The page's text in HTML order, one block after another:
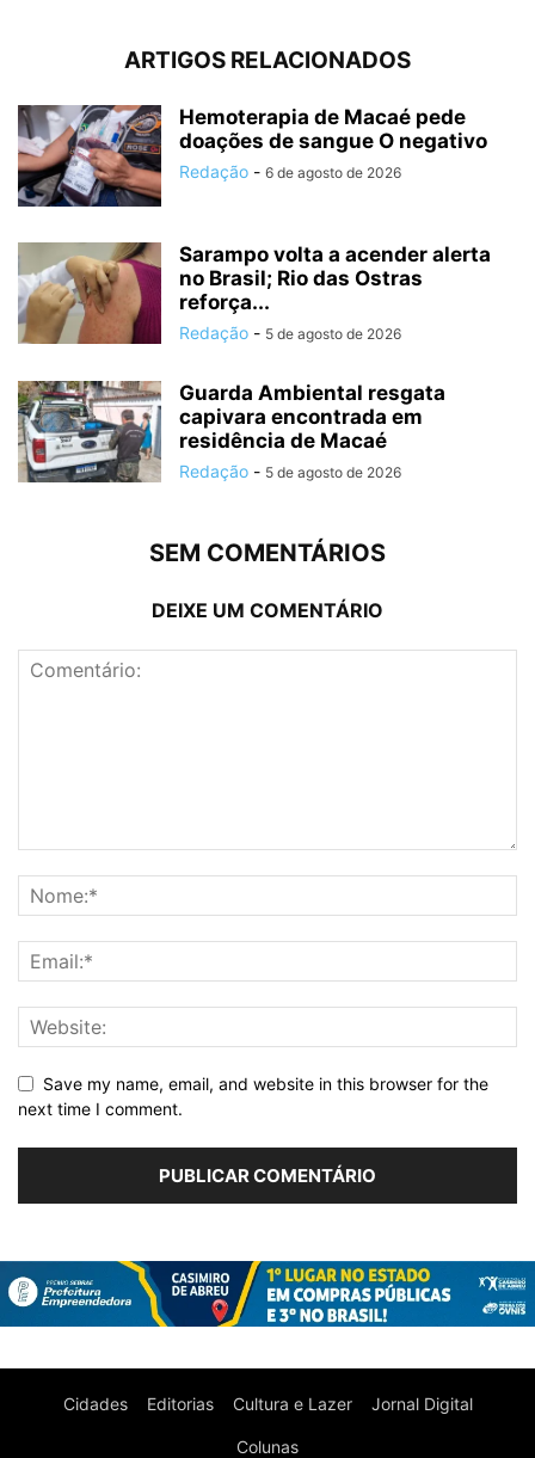
ARTIGOS RELACIONADOS
Hemoterapia de Macaé pede
doações de sangue O negativo
Redação - 6 de agosto de 2026
Sarampo volta a acender alerta
no Brasil; Rio das Ostras
reforça...
Redação - 5 de agosto de 2026
Guarda Ambiental resgata
capivara encontrada em
residência de Macaé
Redação - 5 de agosto de 2026
SEM COMENTÁRIOS
DEIXE UM COMENTÁRIO
Save my name, email, and website in this browser for the
next time I comment.
Cidades Editorias Cultura e Lazer Jornal Digital
Colunas